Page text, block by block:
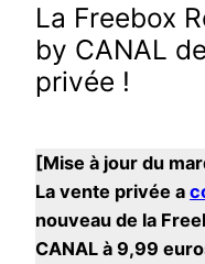
La Freebox
by CANAL
privée !
[Mise à jour du
La vente privée a
nouveau de la
CANAL à 9,99